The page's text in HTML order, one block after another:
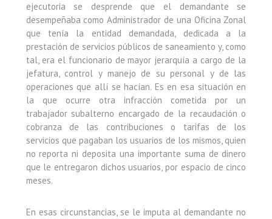
ejecutoria se desprende que el demandante se
desempeñaba como Administrador de una Oficina Zonal
que tenía la entidad demandada, dedicada a la
prestación de servicios públicos de saneamiento y, como
tal, era el funcionario de mayor jerarquía a cargo de la
jefatura, control y manejo de su personal y de las
operaciones que allí se hacían. Es en esa situación en
la que ocurre otra infracción cometida por un
trabajador subalterno encargado de la recaudación o
cobranza de las contribuciones o tarifas de los
servicios que pagaban los usuarios de los mismos, quien
no reporta ni deposita una importante suma de dinero
que le entregaron dichos usuarios, por espacio de cinco
meses.
En esas circunstancias, se le imputa al demandante no